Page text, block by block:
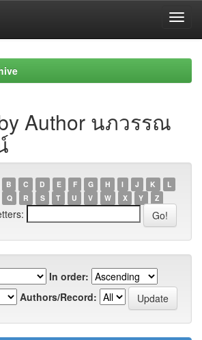
Author นภวรรณ
B C D E F G H I J K
L
Q R S T U V W X Y Z
In order:
Authors/Record: